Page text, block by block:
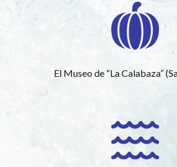
El Museo de “La Calabaza”